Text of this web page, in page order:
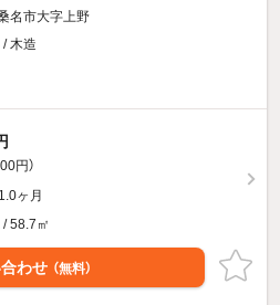
名市大字上野
木造
円）
1.0ヶ月
58.7㎡
わせ （無料）